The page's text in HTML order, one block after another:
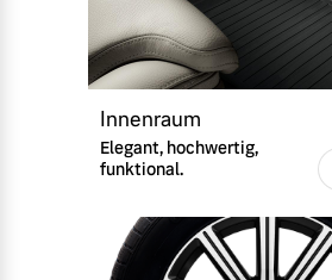
Innenraum
Elegant, hochwertig,
funktional.